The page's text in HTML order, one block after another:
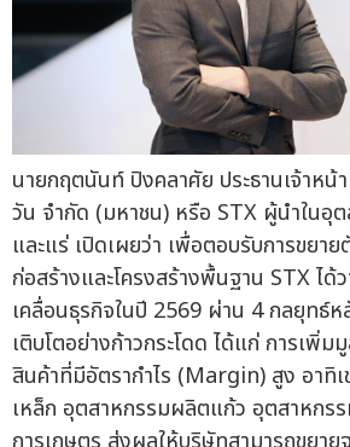
นายกฤตนันท์ ปิงคลาศัย ประธานเจ้าหน้
วัน จำกัด (มหาชน) หรือ STX ผู้นำในอุ
และแร่ เปิดเผยว่า เพื่อตอบรับการขยา
ก่อสร้างและโครงสร้างพื้นฐาน STX ได้
เคลื่อนธุรกิจในปี 2569 ผ่าน 4 กลยุทธ์
เติบโตอย่างก้าวกระโดด ได้แก่ การเพิ่ม
สินค้าที่มีอัตรากำไร (Margin) สูง อาทิ
เหล็ก อุตสาหกรรมผลิตแก้ว อุตสาหกร